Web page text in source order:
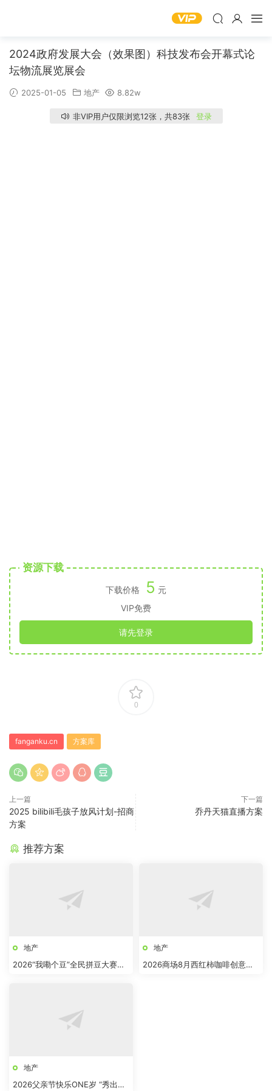
2024政府发展大会（效果图）科技发布会开幕式论
坛物流展览展会
2025-01-05 地产 8.82w
非VIP用户仅限浏览12张，共83张 登录
资源下载
下载价格 5 元
VIP免费
请先登录
0
fanganku.cn 方案库
上一篇
2025 bilibili毛孩子放风计划-招商
方案
下一篇
乔丹天猫直播方案
推荐方案
地产
2026“我嘞个豆”全民拼豆大赛主
地产
2026商场8月西红柿咖啡创意市
地产
2026父亲节快乐ONE岁 “秀出爸